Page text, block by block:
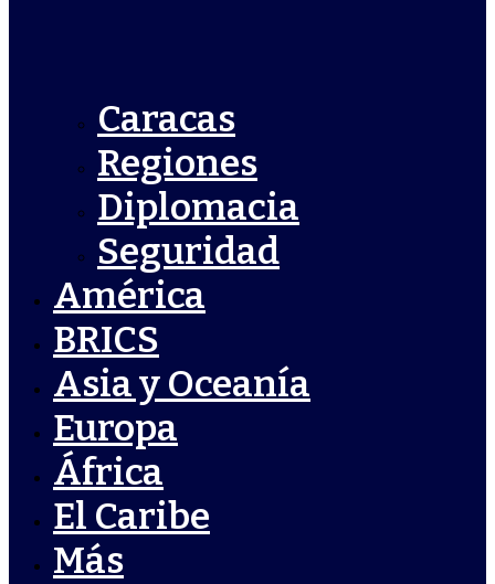
Caracas
Regiones
Diplomacia
Seguridad
América
BRICS
Asia y Oceanía
Europa
África
El Caribe
Más